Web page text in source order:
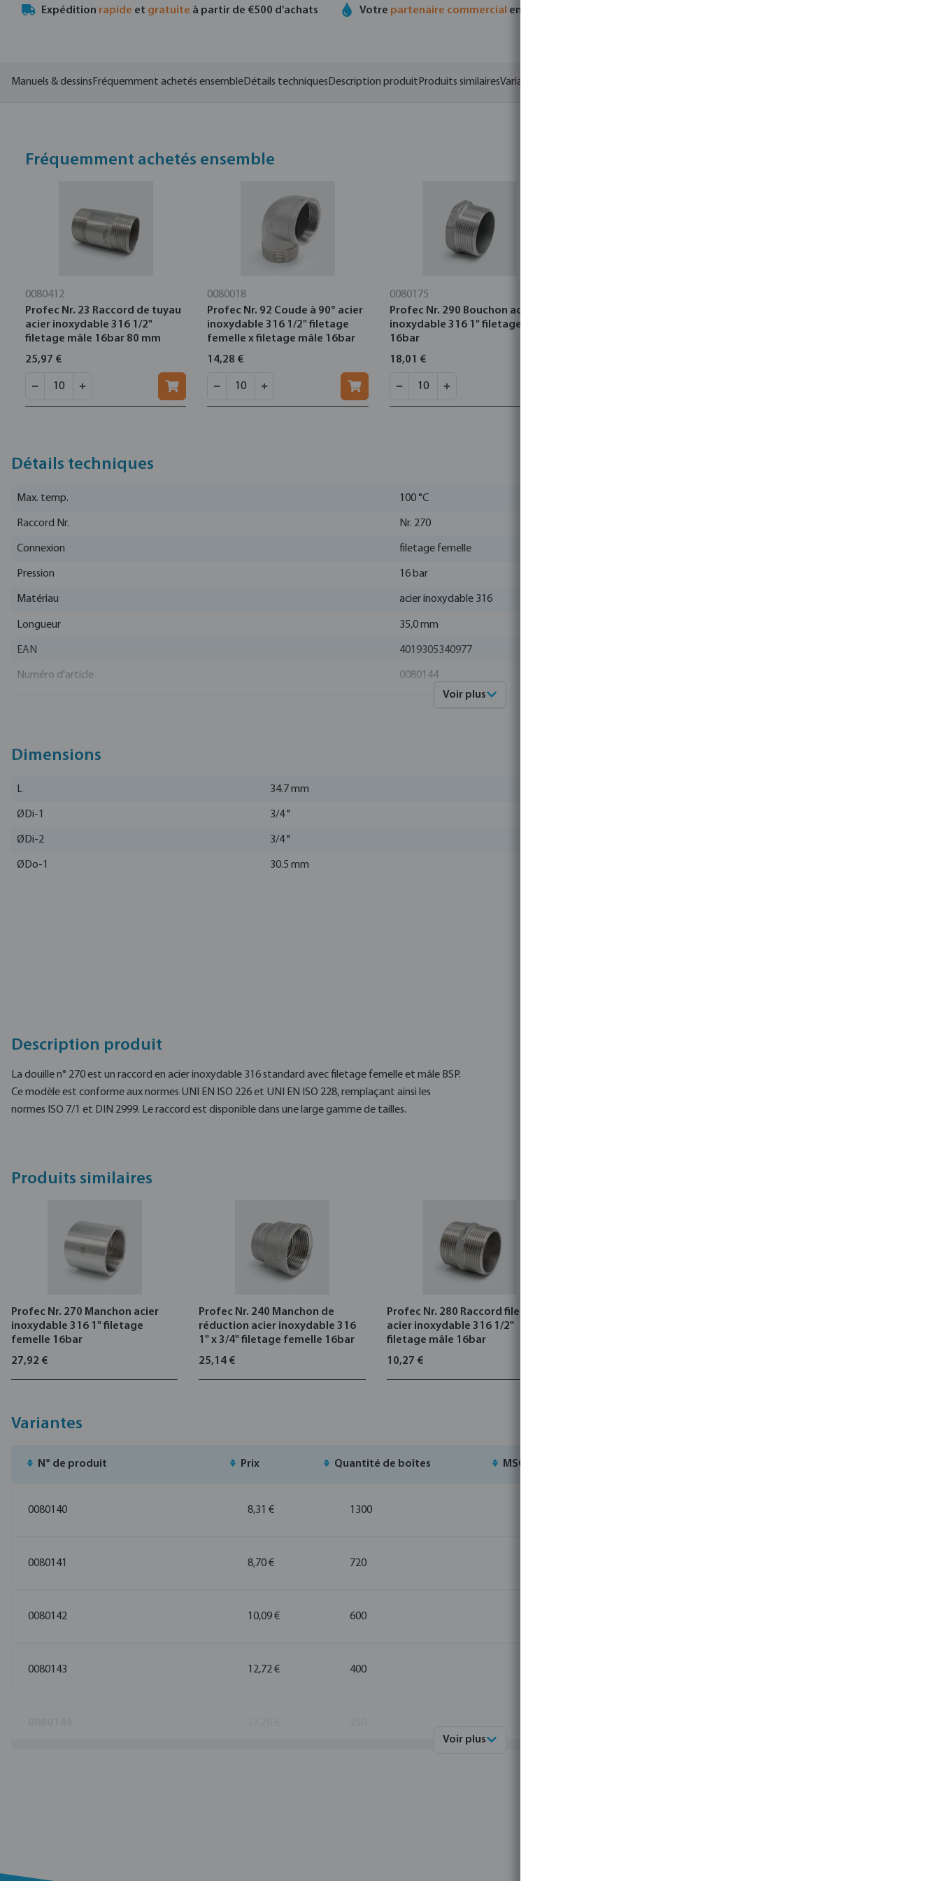
Expédition rapide et gratuite à partir de €500 d'achats Votre partenaire commercial en matière de technologie de l'eau
Manuels & dessins Fréquemment achetés ensembleDétails techniques Description produit Produits similairesVariantes
Fréquemment achetés ensemble
0080412
Profec Nr. 23 Raccord de tuyau
acier inoxydable 316 1/2"
filetage mâle 16bar 80 mm
25,97 €
0080018
Profec Nr. 92 Coude à 90° acier
inoxydable 316 1/2" filetage
femelle x filetage mâle 16bar
14,28 €
0080175
Profec Nr. 290 Bouchon acier
inoxydable 316 1" filetage mâle
16bar
18,01 €
Détails techniques
Max. temp. 100 °C
Raccord Nr. Nr. 270
Connexion filetage femelle
Pression 16 bar
Matériau acier inoxydable 316
Longueur 35,0 mm
EAN 4019305340977
Numéro d'article 0080144
Voir plus
Dimensions
L 34.7 mm
ØDi-1 3/4 "
ØDi-2 3/4 "
ØDo-1 30.5 mm
Description produit
La douille n° 270 est un raccord en acier inoxydable 316 standard avec filetage femelle et mâle BSP.
Ce modèle est conforme aux normes UNI EN ISO 226 et UNI EN ISO 228, remplaçant ainsi les
normes ISO 7/1 et DIN 2999. Le raccord est disponible dans une large gamme de tailles.
Produits similaires
Profec Nr. 270 Manchon acier
inoxydable 316 1" filetage
femelle 16bar
27,92 €
Profec Nr. 240 Manchon de
réduction acier inoxydable 316
1" x 3/4" filetage femelle 16bar
25,14 €
Profec Nr. 280 Raccord fileté
acier inoxydable 316 1/2"
filetage mâle 16bar
10,27 €
Variantes
N° de produit Prix Quantité de boîtes MSQ
0080140 8,31 € 1300
0080141 8,70 € 720
0080142 10,09 € 600
0080143 12,72 € 400
Voir plus